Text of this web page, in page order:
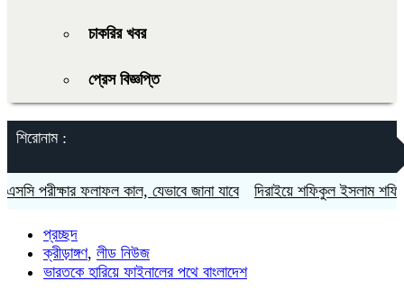
চাকরির খবর
প্রেস বিজ্ঞপ্তি
শিরোনাম :
পরীক্ষার ফলাফল কাল, যেভাবে জানা যাবে দিরাইয়ে শফিকুল ইসলাম শফিক ও
প্রচ্ছদ
ক্রীড়াঙ্গণ, লীড নিউজ
ভারতকে হারিয়ে ফাইনালের পথে বাংলাদেশ